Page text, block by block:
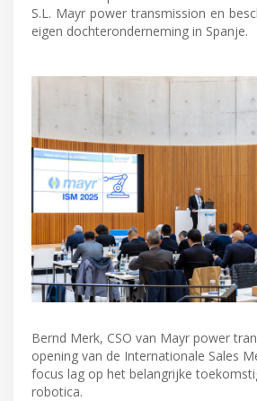
S.L. Mayr power transmission en
eigen dochteronderneming in Spanje.
Bernd Merk, CSO van Mayr power
opening van de Internationale Sales
focus lag op het belangrijke
robotica.